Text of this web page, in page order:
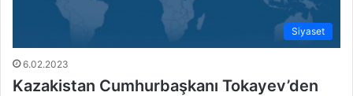
Siyaset
6.02.2023
Kazakistan Cumhurbaşkanı Tokayev’den